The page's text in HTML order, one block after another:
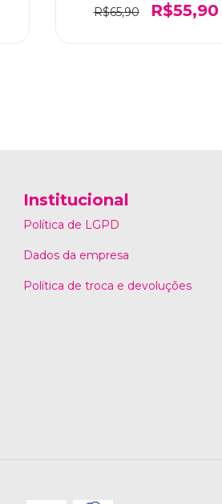
R$65,90 R$55,90
Institucional
Política de LGPD
Dados da empresa
Política de troca e devoluções